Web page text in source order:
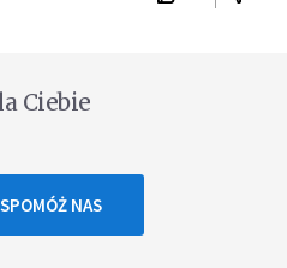
Ciebie
NAS